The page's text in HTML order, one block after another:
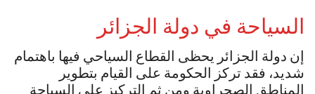
السياحة في دولة الجزائر
إن دولة الجزائر يحظى القطاع السياحي فيها باهتمام
شديد، فقد تركز الحكومة على القيام بتطوير
المناطق الصحراوية ومن ثم التركيز على السياحة